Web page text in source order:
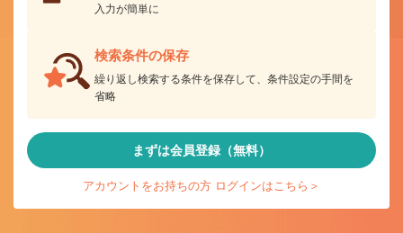
入力が簡単に
検索条件の保存
繰り返し検索する条件を保存して、条件設定の手間を
省略
まずは会員登録（無料）
アカウントをお持ちの方 ログインはこちら＞